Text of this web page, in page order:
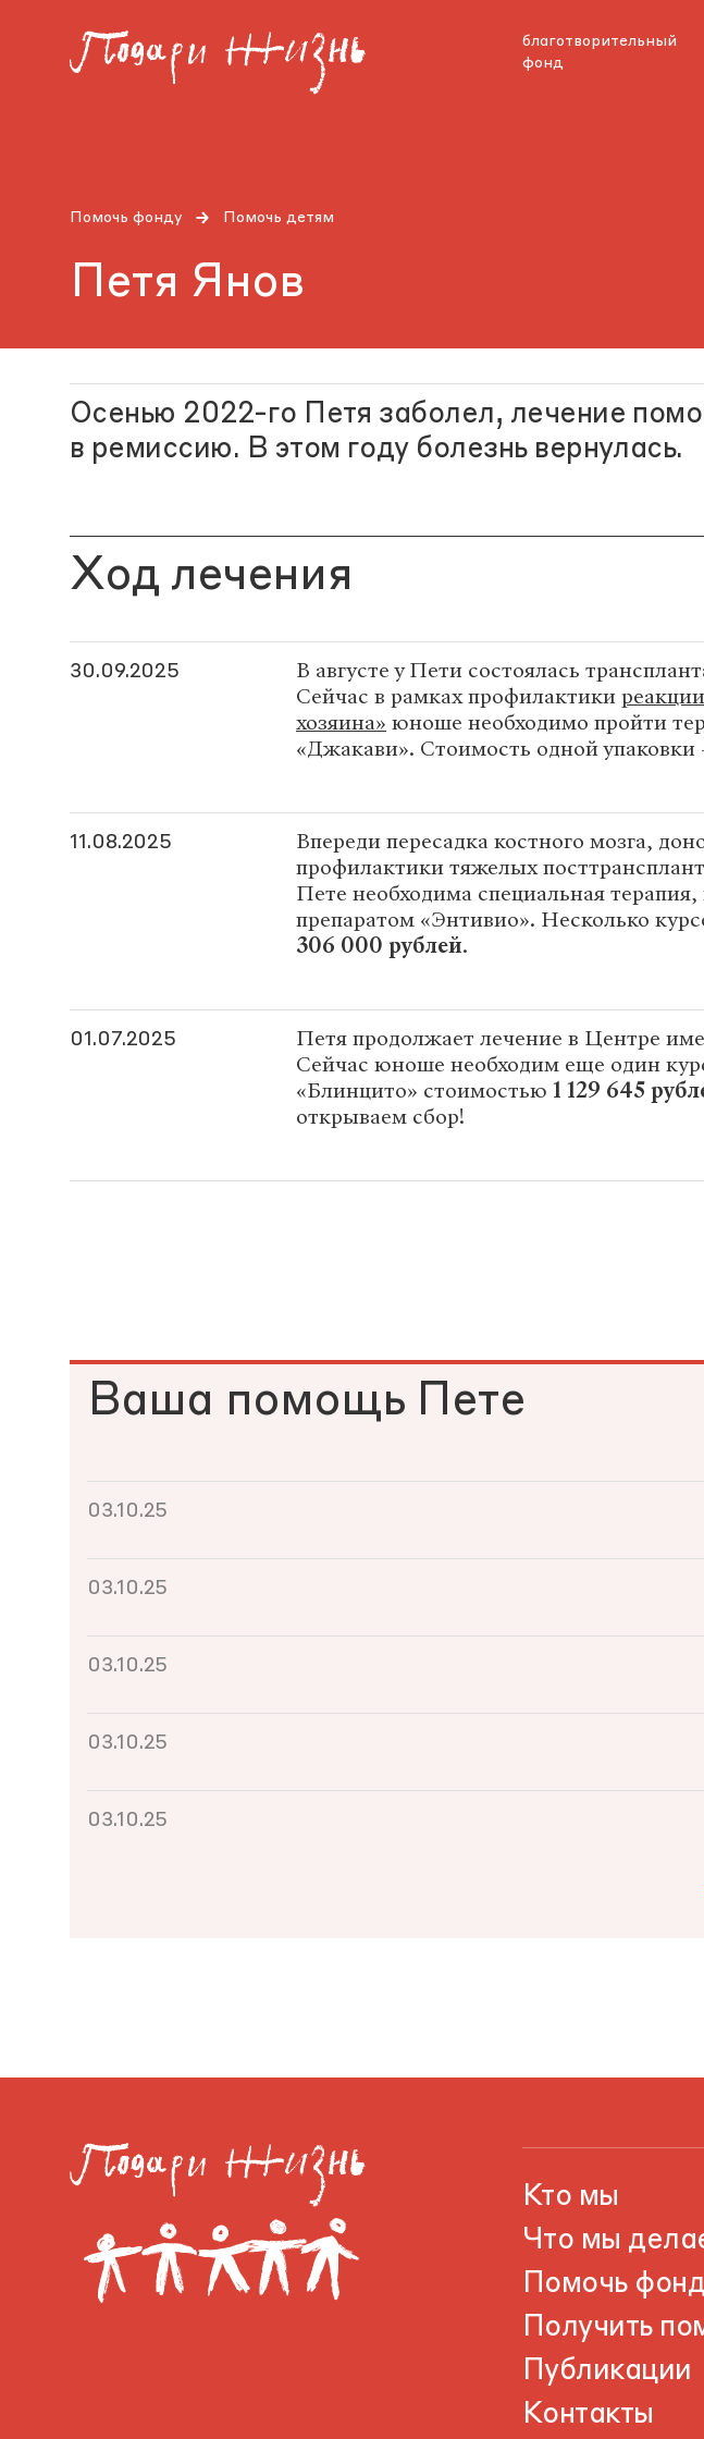
благотворительный
фонд
Помочь фонду Помочь детям
Петя Янов
Осенью 2022-го Петя заболел, лечение
в ремиссию. В этом году болезнь вернулась.
Ход лечения
30.09.2025
В августе у Пети состоялась
Сейчас в рамках профилактики
хозяина» юноше необходимо пройти
«Джакави». Стоимость одной
11.08.2025
Впереди пересадка костного мозга,
профилактики тяжелых
Пете необходима специальная терапия,
препаратом «Энтивио». Несколько
306 000 рублей.
01.07.2025
Петя продолжает лечение в Центре
Сейчас юноше необходим еще один
«Блинцито» стоимостью 1 129 645
открываем сбор!
Ваша помощь Пете
03.10.25
03.10.25
03.10.25
03.10.25
03.10.25
Кто мы
Что мы
Помочь
Получить
Публикации
Контакты